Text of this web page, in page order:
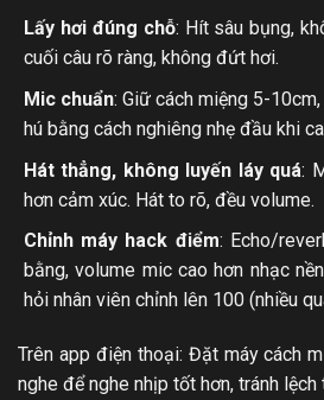
Lấy hơi đúng chỗ: Hít sâu bụng,
cuối câu rõ ràng, không đứt hơi.
Mic chuẩn: Giữ cách miệng 5-
hú bằng cách nghiêng nhẹ đầu khi
Hát thẳng, không luyến láy quá:
hơn cảm xúc. Hát to rõ, đều volume.
Chỉnh máy hack điểm: Echo/
bằng, volume mic cao hơn nhạc
hỏi nhân viên chỉnh lên 100 (nhiều
Trên app điện thoại: Đặt máy cách
nghe để nghe nhịp tốt hơn, tránh lệch